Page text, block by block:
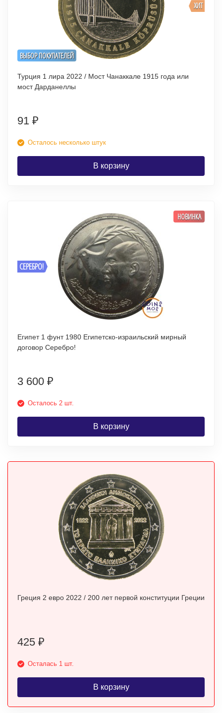
ВЫБОР ПОКУПАТЕЛЕЙ
ХИТ
Турция 1 лира 2022 / Мост Чанаккале 1915 года или
мост Дарданеллы
91 ₽
Осталось несколько штук
В корзину
СЕРЕБРО!
НОВИНКА
Египет 1 фунт 1980 Египетско-израильский мирный
договор Серебро!
3 600 ₽
Осталось 2 шт.
В корзину
Греция 2 евро 2022 / 200 лет первой конституции Греции
425 ₽
Осталась 1 шт.
В корзину